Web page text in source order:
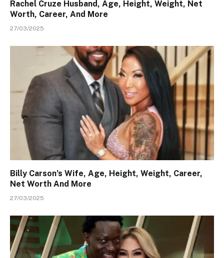
Rachel Cruze Husband, Age, Height, Weight, Net
Worth, Career, And More
27/03/2025
Billy Carson’s Wife, Age, Height, Weight, Career,
Net Worth And More
27/03/2025